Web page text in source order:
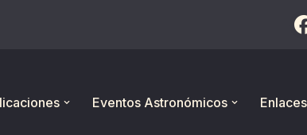
Eventos Astronómicos